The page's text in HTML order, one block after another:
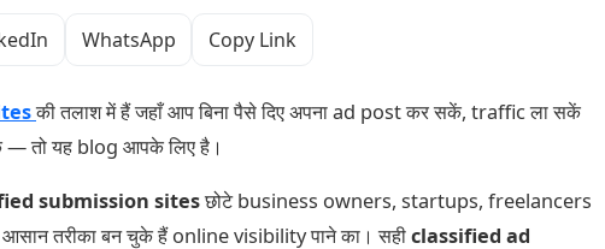
WhatsApp Copy Link
की तलाश में हैं जहाँ आप बिना पैसे दिए अपना ad post कर सकें, traffic ला सकें
तो यह blog आपके लिए है।
submission sitesछोटे business owners, startups, freelancers
तरीका बन चुके हैं online visibility पाने का। सहीclassified ad